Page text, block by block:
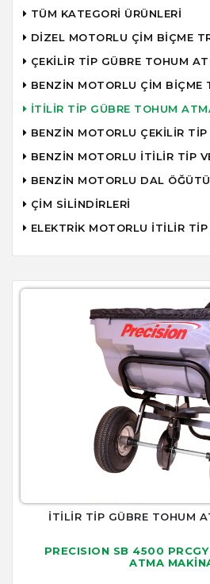
TÜM KATEGORİ ÜRÜNLERİ
DİZEL MOTORLU ÇİM BİÇME
ÇEKİLİR TİP GÜBRE TOHUM
BENZİN MOTORLU ÇİM BİÇME
İTİLİR TİP GÜBRE TOHUM
BENZİN MOTORLU ÇEKİLİR
BENZİN MOTORLU İTİLİR TİP
BENZİN MOTORLU DAL
ÇİM SİLİNDİRLERİ
ELEKTRİK MOTORLU İTİLİR
İTİLİR TİP GÜBRE TOHUM
PRECISION SB 4500
ATMA